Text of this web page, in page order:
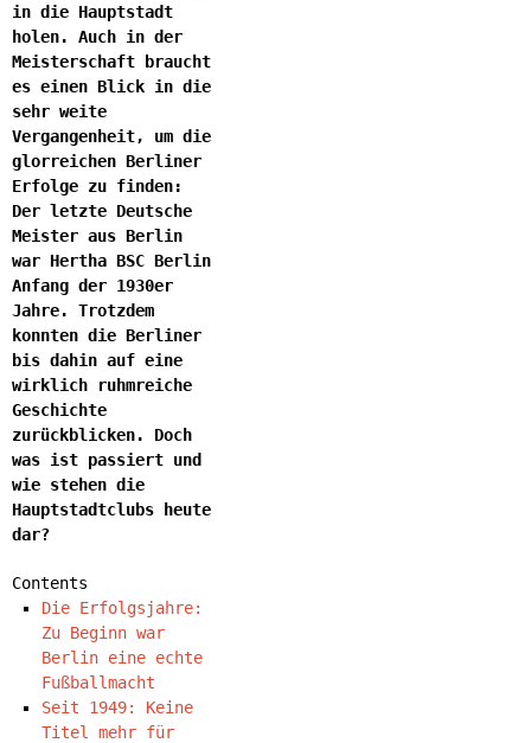
in die Hauptstadt
holen. Auch in der
Meisterschaft braucht
es einen Blick in die
sehr weite
Vergangenheit, um die
glorreichen Berliner
Erfolge zu finden:
Der letzte Deutsche
Meister aus Berlin
war Hertha BSC Berlin
Anfang der 1930er
Jahre. Trotzdem
konnten die Berliner
bis dahin auf eine
wirklich ruhmreiche
Geschichte
zurückblicken. Doch
was ist passiert und
wie stehen die
Hauptstadtclubs heute
dar?
Contents
Die Erfolgsjahre:
Zu Beginn war
Berlin eine echte
Fußballmacht
Seit 1949: Keine
Titel mehr für